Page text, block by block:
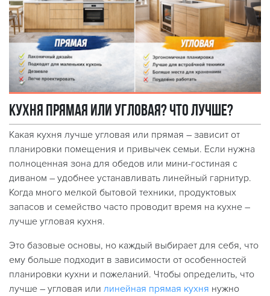
Кухня прямая или угловая? Что лучше?
Какая кухня лучше угловая или прямая – зависит от
планировки помещения и привычек семьи. Если нужна
полноценная зона для обедов или мини-гостиная с
диваном – удобнее устанавливать линейный гарнитур.
Когда много мелкой бытовой техники, продуктовых
запасов и семейство часто проводит время на кухне –
лучше угловая кухня.
Это базовые основы, но каждый выбирает для себя, что
ему больше подходит в зависимости от особенностей
планировки кухни и пожеланий. Чтобы определить, что
лучше – угловая или линейная прямая кухня нужно